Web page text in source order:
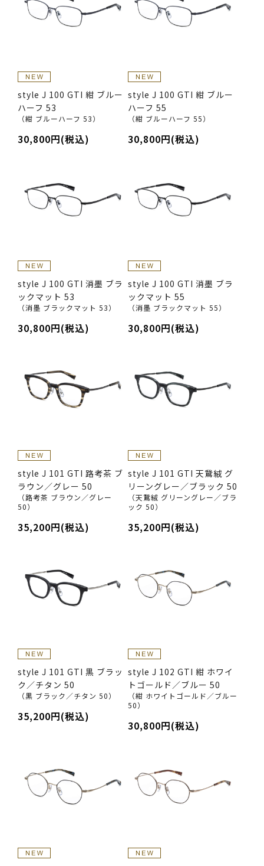
style J 100 GTI 紺 ブルー
ハーフ 53
（紺 ブルーハーフ 53）
30,800円(税込)
style J 100 GTI 紺 ブルー
ハーフ 55
（紺 ブルーハーフ 55）
30,800円(税込)
style J 100 GTI 消墨 ブラ
ックマット 53
（消墨 ブラックマット 53）
30,800円(税込)
style J 100 GTI 消墨 ブラ
ックマット 55
（消墨 ブラックマット 55）
30,800円(税込)
style J 101 GTI 路考茶 ブ
ラウン／グレー 50
（路考茶 ブラウン／グレー
50）
35,200円(税込)
style J 101 GTI 天鵞絨 グ
リーングレー／ブラック 50
（天鵞絨 グリーングレー／ブラ
ック 50）
35,200円(税込)
style J 101 GTI 黒 ブラッ
ク／チタン 50
（黒 ブラック／チタン 50）
35,200円(税込)
style J 102 GTI 紺 ホワイ
トゴールド／ブルー 50
（紺 ホワイトゴールド／ブルー
50）
30,800円(税込)